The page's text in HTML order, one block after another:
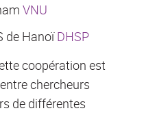
VNU
de HanoïDHSP
coopération est
chercheurs
de différentes